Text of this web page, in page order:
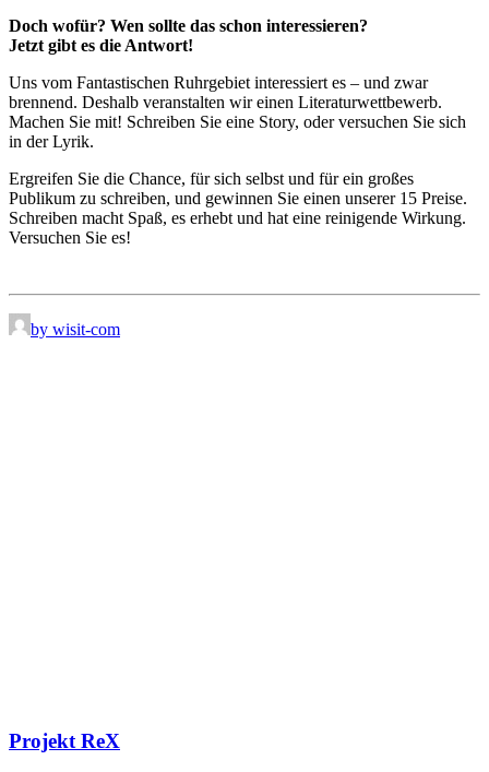
Doch wofür? Wen sollte das schon interessieren?
Jetzt gibt es die Antwort!
Uns vom Fantastischen Ruhrgebiet interessiert es – und zwar
brennend. Deshalb veranstalten wir einen Literaturwettbewerb.
Machen Sie mit! Schreiben Sie eine Story, oder versuchen Sie sich
in der Lyrik.
Ergreifen Sie die Chance, für sich selbst und für ein großes
Publikum zu schreiben, und gewinnen Sie einen unserer 15 Preise.
Schreiben macht Spaß, es erhebt und hat eine reinigende Wirkung.
Versuchen Sie es!
by wisit-com
Projekt ReX